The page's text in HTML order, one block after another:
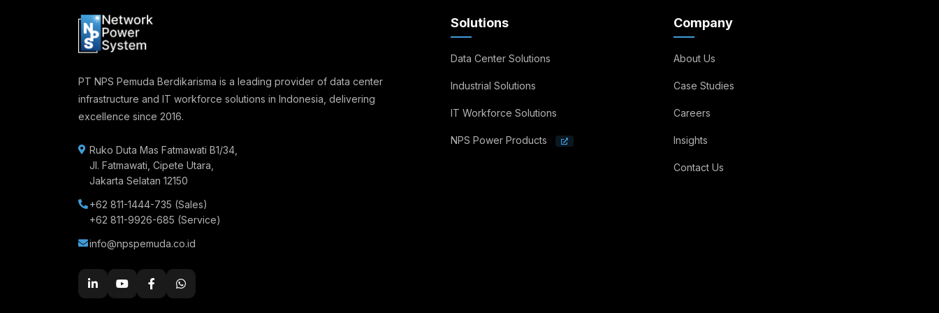
PT NPS Pemuda Berdikarisma is a leading provider of data center
infrastructure and IT workforce solutions in Indonesia, delivering
excellence since 2016.
Ruko Duta Mas Fatmawati B1/34,
Jl. Fatmawati, Cipete Utara,
Jakarta Selatan 12150
+62 811-1444-735 (Sales)
+62 811-9926-685 (Service)
info@npspemuda.co.id
Solutions
Data Center Solutions
Industrial Solutions
IT Workforce Solutions
NPS Power Products
Company
About Us
Case Studies
Careers
Insights
Contact Us